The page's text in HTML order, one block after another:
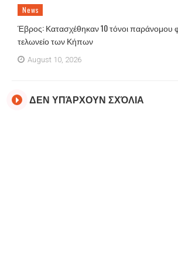
News
Έβρος: Κατασχέθηκαν 10 τόνοι παράνομου
τελωνείο των Κήπων
August 10, 2026
ΔΕΝ ΥΠΆΡΧΟΥΝ ΣΧΌΛΙΑ